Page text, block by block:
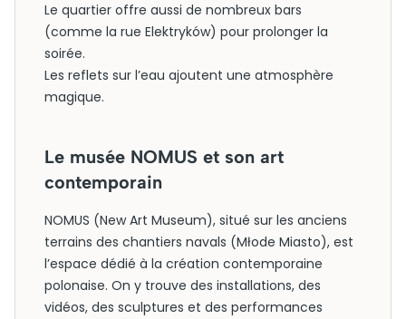
Le quartier offre aussi de nombreux bars
(comme la rue Elektryków) pour prolonger la
soirée.
Les reflets sur l’eau ajoutent une atmosphère
magique.
Le musée NOMUS et son art
contemporain
NOMUS (New Art Museum), situé sur les anciens
terrains des chantiers navals (Młode Miasto), est
l’espace dédié à la création contemporaine
polonaise. On y trouve des installations, des
vidéos, des sculptures et des performances